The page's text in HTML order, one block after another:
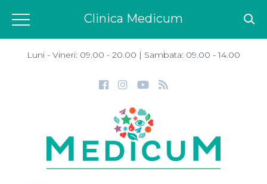
Luni - Vineri: 09.00 - 20.00 | Sambata: 09.00 - 14.00
Clinica Medicum